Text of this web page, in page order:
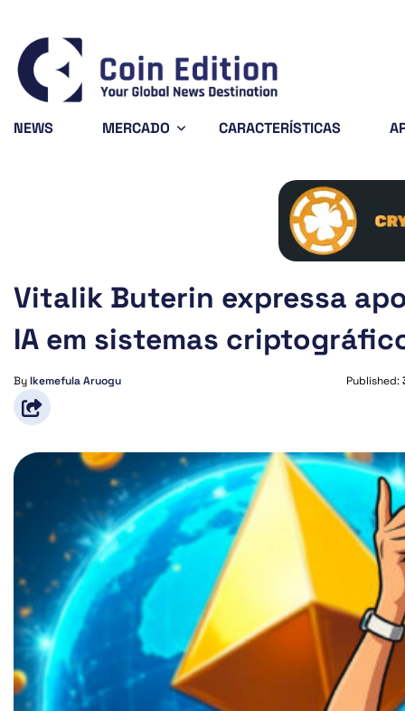
Solana $72.72
SOL -1.69%
Avalanche
AVAX
NEWS MERCADO CARACTERÍSTICAS
Vitalik Buterin expressa
IA em sistemas
ByIkemefula Aruogu Published: